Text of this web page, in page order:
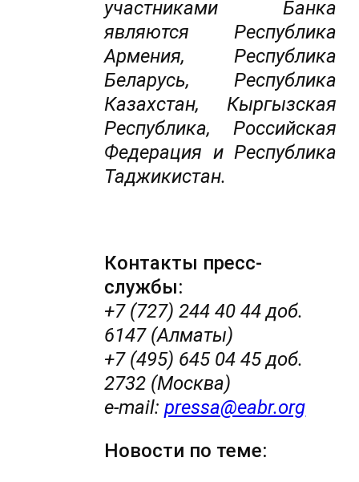
участниками Банка
являются Республика
Армения, Республика
Беларусь, Республика
Казахстан, Кыргызская
Республика, Российская
Федерация и Республика
Таджикистан.
Контакты пресс-
службы:
+7 (727) 244 40 44 доб.
6147 (Алматы)
+7 (495) 645 04 45 доб.
2732 (Москва)
e-mail:pressa@eabr.org
Новости по теме: